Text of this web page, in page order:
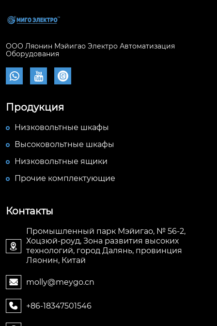
ООО Ляонин Мэйигао Электро Автоматизация
Оборудования
  
Продукция
Низковольтные шкафы
Высоковольтные шкафы
Низковольтные ящики
Прочие комплектующие
Контакты

Промышленный парк Мэйигао, № 56-2,
Хоцзюй-роуд, Зона развития высоких
технологий, город Далянь, провинция
Ляонин, Китай
 molly@meygo.cn
 +86-18347501546